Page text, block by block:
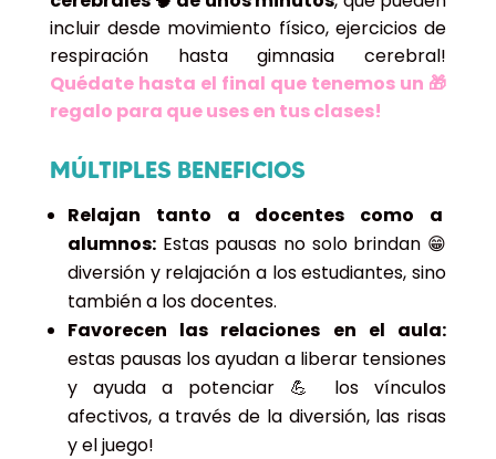
incluir desde movimiento físico, ejercicios de
respiración hasta gimnasia cerebral!
Quédate hasta el final que tenemos un 🎁
regalo para que uses en tus clases!
MÚLTIPLES BENEFICIOS
Relajan tanto a docentes como a
alumnos:Estas pausas no solo brindan 😁
diversión y relajación a los estudiantes, sino
también a los docentes.
Favorecen las relaciones en el aula:
estas pausas los ayudan a liberar tensiones
y ayuda a potenciar 💪 los vínculos
afectivos, a través de la diversión, las risas
y el juego!